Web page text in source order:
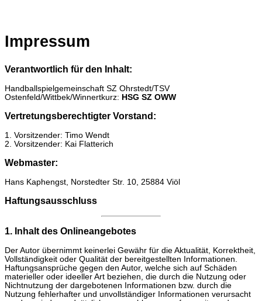
Impressum
Verantwortlich für den Inhalt:
Handballspielgemeinschaft SZ Ohrstedt/TSV
Ostenfeld/Wittbek/Winnertkurz: HSG SZ OWW
Vertretungsberechtigter Vorstand:
1. Vorsitzender: Timo Wendt
2. Vorsitzender: Kai Flatterich
Webmaster:
Hans Kaphengst, Norstedter Str. 10, 25884 Viöl
Haftungsausschluss
1. Inhalt des Onlineangebotes
Der Autor übernimmt keinerlei Gewähr für die Aktualität, Korrektheit,
Vollständigkeit oder Qualität der bereitgestellten Informationen.
Haftungsansprüche gegen den Autor, welche sich auf Schäden
materieller oder ideeller Art beziehen, die durch die Nutzung oder
Nichtnutzung der dargebotenen Informationen bzw. durch die
Nutzung fehlerhafter und unvollständiger Informationen verursacht